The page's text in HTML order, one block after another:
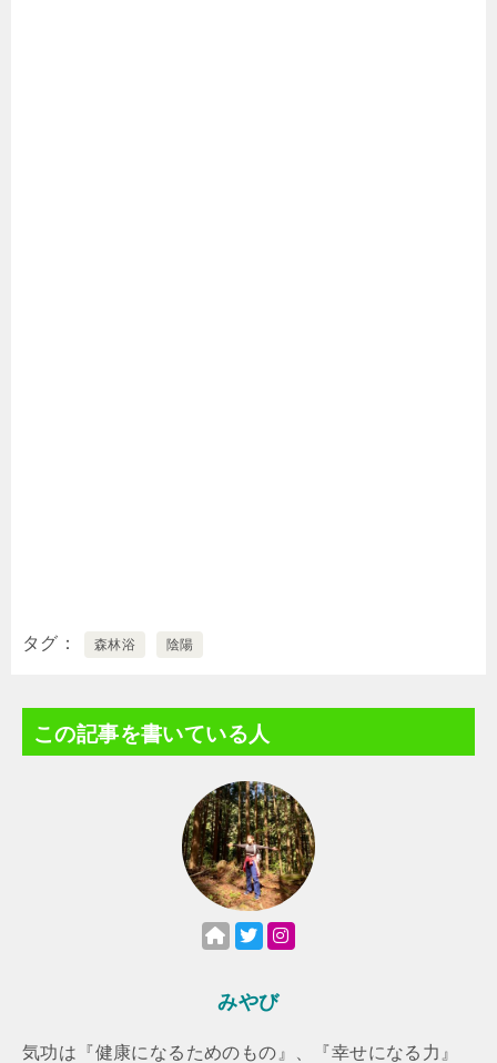
タグ 森林浴 陰陽
この記事を書いている人
みやび
気功は『健康になるためのもの』、『幸せになる力』